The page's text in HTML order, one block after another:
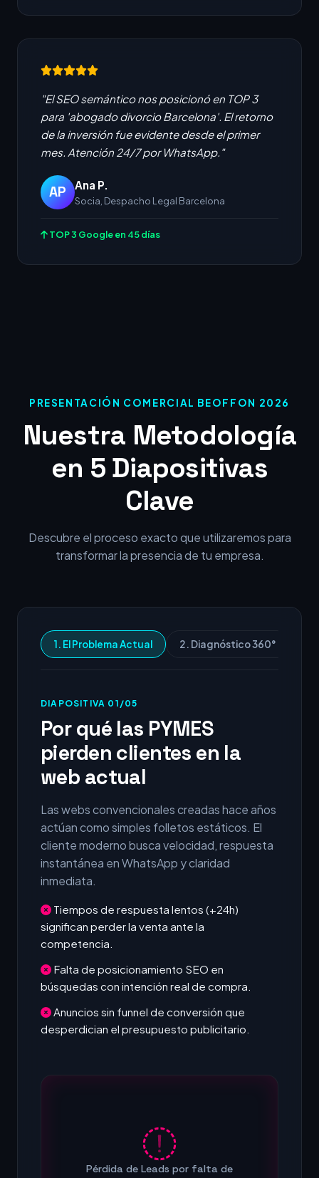
"El SEO semántico nos posicionó en TOP 3
para 'abogado divorcio Barcelona'. El retorno
de la inversión fue evidente desde el primer
mes. Atención 24/7 por WhatsApp."
AP Ana P.
Socia, Despacho Legal Barcelona
TOP 3 Google en 45 días
PRESENTACIÓN COMERCIAL BEOFFON 2026
Nuestra Metodología
en 5 Diapositivas
Clave
Descubre el proceso exacto que utilizaremos para
transformar la presencia de tu empresa.
1. El Problema Actual 2. Diagnóstico 360°
DIAPOSITIVA 01/05
Por qué las PYMES
pierden clientes en la
web actual
Las webs convencionales creadas hace años
actúan como simples folletos estáticos. El
cliente moderno busca velocidad, respuesta
instantánea en WhatsApp y claridad
inmediata.
Tiempos de respuesta lentos (+24h)
significan perder la venta ante la
competencia.
Falta de posicionamiento SEO en
búsquedas con intención real de compra.
Anuncios sin funnel de conversión que
desperdician el presupuesto publicitario.
Pérdida de Leads por falta de